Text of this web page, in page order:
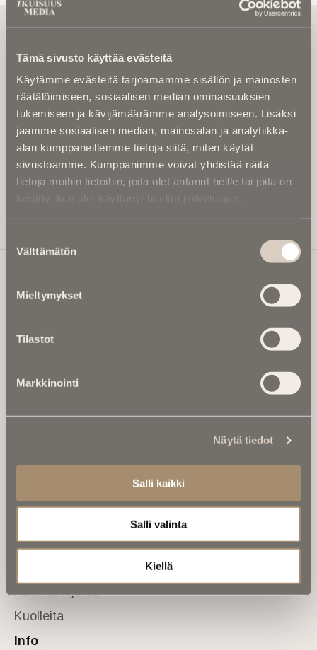
Tämä sivusto käyttää evästeitä
Käytämme evästeitä tarjoamamme sisällön ja mainosten
räätälöimiseen, sosiaalisen median ominaisuuksien
tukemiseen ja kävijämäärämme analysoimiseen. Lisäksi
jaamme sosiaalisen median, mainosalan ja analytiikka-
alan kumppaneillemme tietoja siitä, miten käytät
sivustoamme. Kumppanimme voivat yhdistää näitä
tietoja muihin tietoihin, joita olet antanut heille tai joita on
kerätty, kun olet käyttänyt heidän palvelujaan.
valinta
Välttämätön
Mieltymykset
Tilastot
Markkinointi
Näytä tiedot
Salli kaikki
Salli valinta
Kiellä
Tilaa uutiskirje - Pääset heti parhaiden
Kirjoita alle sähköpostiosoitteesi niin saat kaksi kertaa
kuukaudessa Ikuisuusmedian uutiskirjeen ja varmistat,
etteivät kiinnostavat artikkelit jää huomaamatta.
Uutiskirje on maksuton eikä se velvoita mihinkään.
Kirjoita tähän sähköpostiosoite, johon haluat uutiskirjeen
Ikuisuusmedia
Ikuisuusmedia on kuolinuutisointiin keskittynyt uusi ja
valtakunnallinen mediabrändi. Julkaisemme uusimmat
Tietoa meistä
Etusivu
Kalenterista
Asiantuntijoilta
Kuolleita
Info